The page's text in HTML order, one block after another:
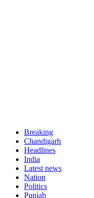
Breaking
Chandigarh
Headlines
India
Latest news
Nation
Politics
Punjab